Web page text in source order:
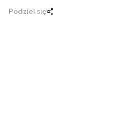
Podziel się